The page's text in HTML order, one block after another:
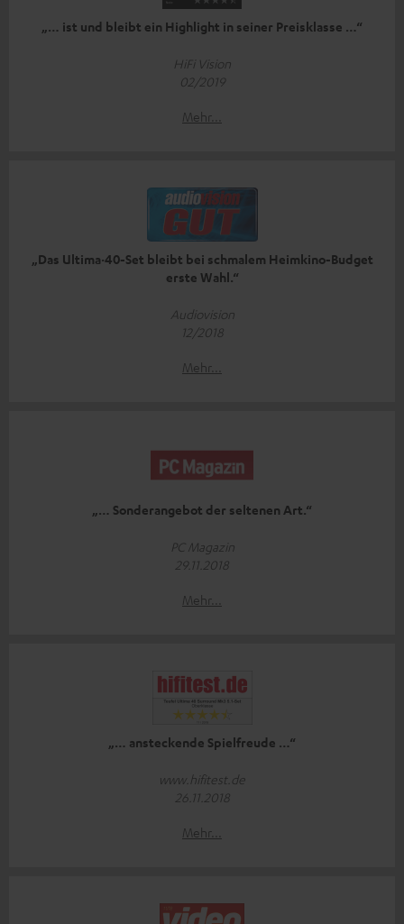
„… ist und bleibt ein Highlight in seiner Preisklasse …“
HiFi Vision
02/2019
Mehr...
„Das Ultima·40-Set bleibt bei schmalem Heimkino-Budget
erste Wahl.“
Audiovision
12/2018
Mehr...
„… Sonderangebot der seltenen Art.“
PC Magazin
29.11.2018
Mehr...
„… ansteckende Spielfreude …“
www.hifitest.de
26.11.2018
Mehr...